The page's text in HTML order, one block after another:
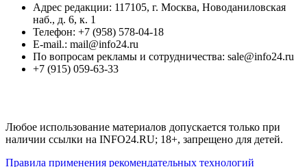
Адрес редакции: 117105, г. Москва, Новоданиловская
наб., д. 6, к. 1
Телефон: +7 (958) 578-04-18
E-mail.: mail@info24.ru
По вопросам рекламы и сотрудничества: sale@info24.ru
+7 (915) 059-63-33
Любое использование материалов допускается только при
наличии ссылки на INFO24.RU; 18+, запрещено для детей.
Правила применения рекомендательных технологий